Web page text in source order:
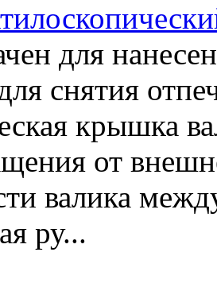
для
снятия
крышка
от
валика
ру...